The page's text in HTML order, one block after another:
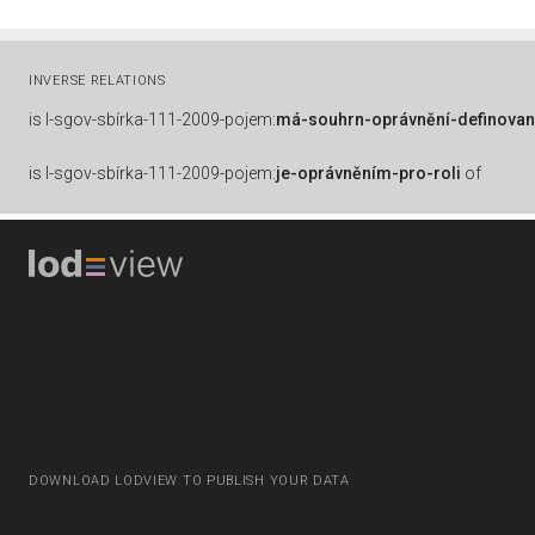
INVERSE RELATIONS
is l-sgov-sbírka-111-2009-pojem:má-souhrn-oprávnění-
is l-sgov-sbírka-111-2009-pojem:je-oprávněním-pro-roli of
DOWNLOAD LODVIEW TO PUBLISH YOUR DATA